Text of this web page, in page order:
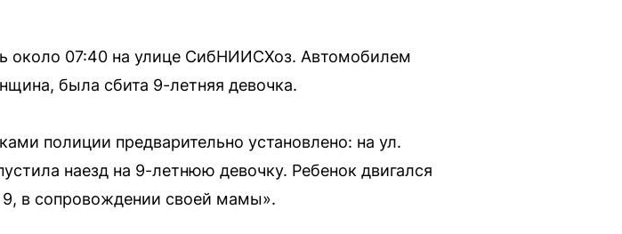
около 07:40 на улице СибНИИСХоз. Автомобилем
была сбита 9-летняя девочка.
полиции предварительно установлено: на ул.
наезд на 9-летнюю девочку. Ребенок двигался
в сопровождении своей мамы».